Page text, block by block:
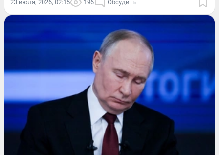
23 июля, 2026, 02:15 196 Обсудить